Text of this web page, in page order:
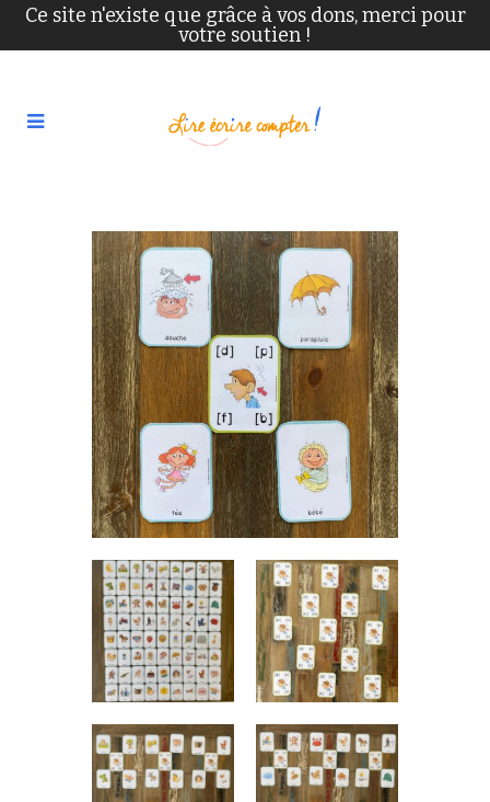
Ce site n'existe que grâce à vos dons, merci pour
votre soutien !